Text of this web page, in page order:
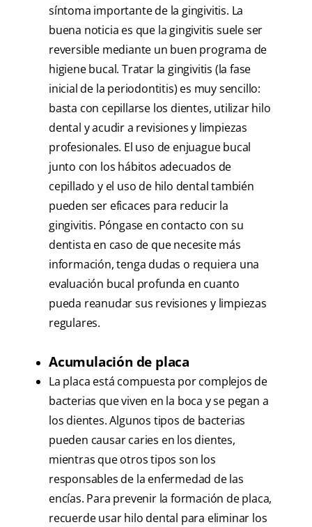
síntoma importante de la gingivitis. La
buena noticia es que la gingivitis suele ser
reversible mediante un buen programa de
higiene bucal. Tratar la gingivitis (la fase
inicial de la periodontitis) es muy sencillo:
basta con cepillarse los dientes, utilizar hilo
dental y acudir a revisiones y limpiezas
profesionales. El uso de enjuague bucal
junto con los hábitos adecuados de
cepillado y el uso de hilo dental también
pueden ser eficaces para reducir la
gingivitis. Póngase en contacto con su
dentista en caso de que necesite más
información, tenga dudas o requiera una
evaluación bucal profunda en cuanto
pueda reanudar sus revisiones y limpiezas
regulares.
Acumulación de placa
La placa está compuesta por complejos de
bacterias que viven en la boca y se pegan a
los dientes. Algunos tipos de bacterias
pueden causar caries en los dientes,
mientras que otros tipos son los
responsables de la enfermedad de las
encías. Para prevenir la formación de placa,
recuerde usar hilo dental para eliminar los